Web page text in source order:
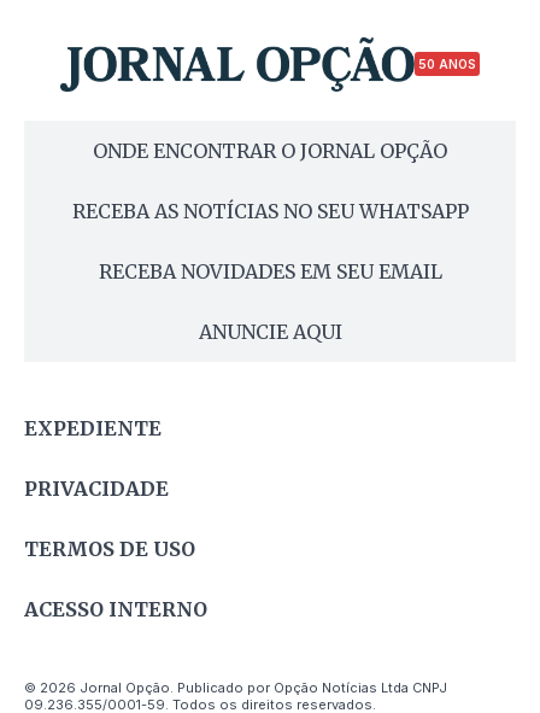
50 ANOS
ONDE ENCONTRAR O JORNAL OPÇÃO
RECEBA AS NOTÍCIAS NO SEU WHATSAPP
RECEBA NOVIDADES EM SEU EMAIL
ANUNCIE AQUI
EXPEDIENTE
PRIVACIDADE
TERMOS DE USO
ACESSO INTERNO
© 2026 Jornal Opção. Publicado por Opção Notícias Ltda CNPJ
09.236.355/0001-59. Todos os direitos reservados.